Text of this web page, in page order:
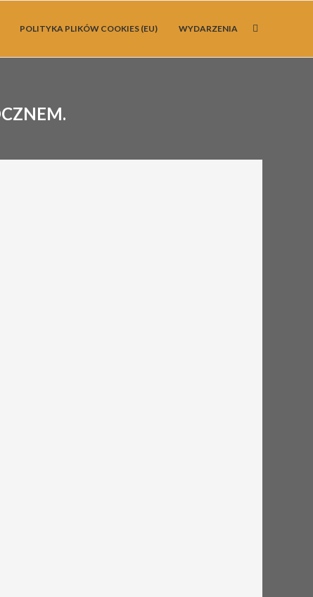
POLITYKA PLIKÓW COOKIES (EU) WYDARZENIA